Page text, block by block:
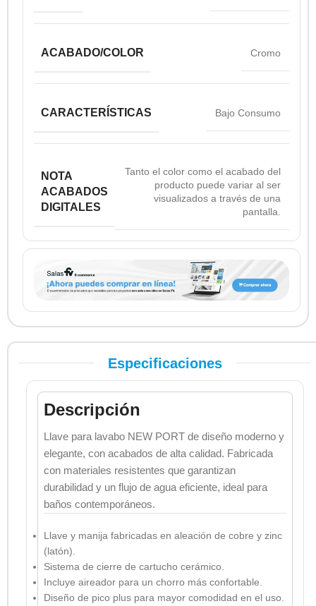
ACABADO/COLOR Cromo
CARACTERÍSTICAS Bajo Consumo
NOTA
ACABADOS
DIGITALES
Tanto el color como el acabado del
producto puede variar al ser
visualizados a través de una
pantalla.
Especificaciones
Descripción
Llave para lavabo NEW PORT de diseño moderno y
elegante, con acabados de alta calidad. Fabricada
con materiales resistentes que garantizan
durabilidad y un flujo de agua eficiente, ideal para
baños contemporáneos.
Llave y manija fabricadas en aleación de cobre y zinc
(latón).
Sistema de cierre de cartucho cerámico.
Incluye aireador para un chorro más confortable.
Diseño de pico plus para mayor comodidad en el uso.